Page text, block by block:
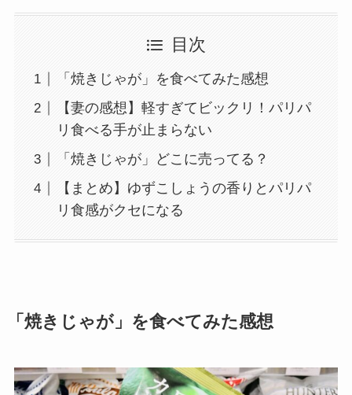
目次
「焼きじゃが」を食べてみた感想
【妻の感想】軽すぎてビックリ！パリパ
リ食べる手が止まらない
「焼きじゃが」どこに売ってる？
【まとめ】ゆずこしょうの香りとパリパ
リ食感がクセになる
「焼きじゃが」を食べてみた感想